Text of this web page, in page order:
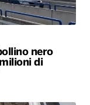
nero
di